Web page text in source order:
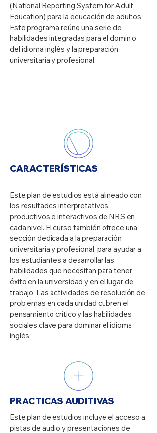
(National Reporting System for Adult
Education) para la educación de adultos.
Este programa reúne una serie de
habilidades integradas para el dominio
del idioma inglés y la preparación
universitaria y profesional.
CARACTERÍSTICAS
Este plan de estudios está alineado con
los resultados interpretativos,
productivos e interactivos de NRS en
cada nivel. El curso también ofrece una
sección dedicada a la preparación
universitaria y profesional, para ayudar a
los estudiantes a desarrollar las
habilidades que necesitan para tener
éxito en la universidad y en el lugar de
trabajo. Las actividades de resolución de
problemas en cada unidad cubren el
pensamiento crítico y las habilidades
sociales clave para dominar el idioma
inglés.
PRACTICAS AUDITIVAS
Este plan de estudios incluye el acceso a
pistas de audio y presentaciones de